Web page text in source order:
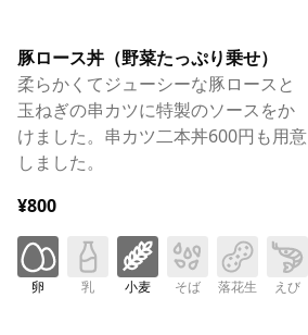
豚ロース丼（野菜たっぷり乗せ）
柔らかくてジューシーな豚ロースと
玉ねぎの串カツに特製のソースをか
けました。串カツ二本丼600円も用意
しました。
¥800
卵 乳 小麦 そば 落花生 えび